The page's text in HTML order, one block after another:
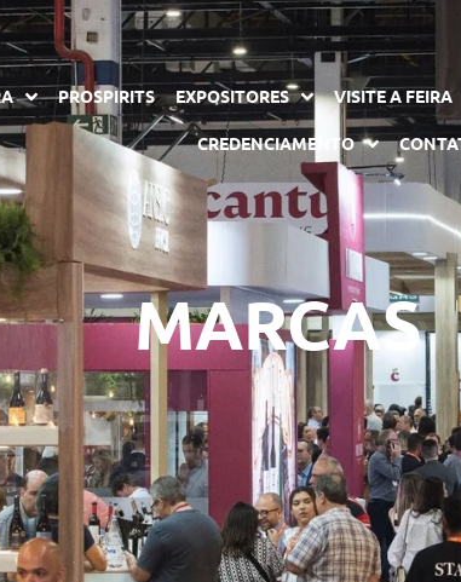
PROSPIRITS EXPOSITORES VISITE A FEIRA
CREDENCIAMENTO
MARCAS